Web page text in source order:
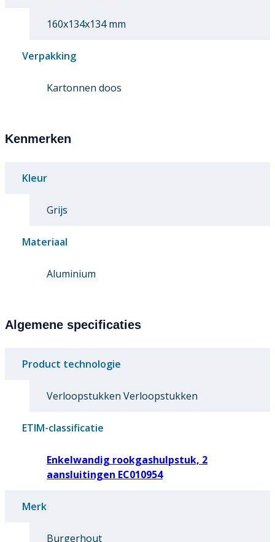
160x134x134 mm
Verpakking
Kartonnen doos
Kenmerken
Kleur
Grijs
Materiaal
Aluminium
Algemene specificaties
Product technologie
Verloopstukken Verloopstukken
ETIM-classificatie
Enkelwandig rookgashulpstuk, 2
aansluitingen EC010954
Merk
Burgerhout